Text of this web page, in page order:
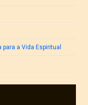
a Vida Espiritual